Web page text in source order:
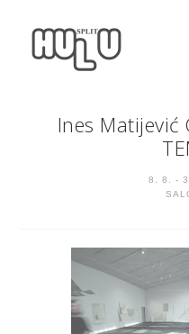
Ines Matijević
8. 8. -